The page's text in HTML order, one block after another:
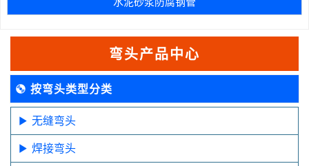
弯头产品中心
按弯头类型分类
无缝弯头
焊接弯头